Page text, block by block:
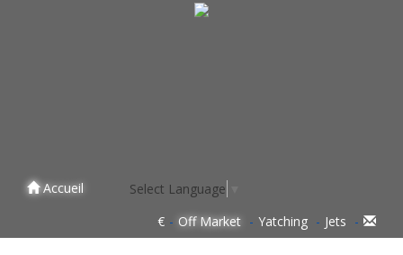
Accueil Select Language
€
Off Market Yatching Jets